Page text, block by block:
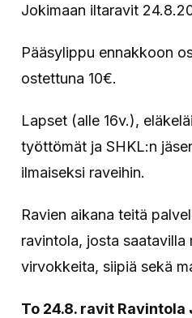
Jokimaan iltaravit
Pääsylippu ennakkoon
ostettuna 10€.
Lapset (alle 16v.),
työttömät ja SHKL:n
ilmaiseksi raveihin.
Ravien aikana teitä
ravintola, josta saatavilla
virvokkeita, siipiä sekä
To 24.8. ravit